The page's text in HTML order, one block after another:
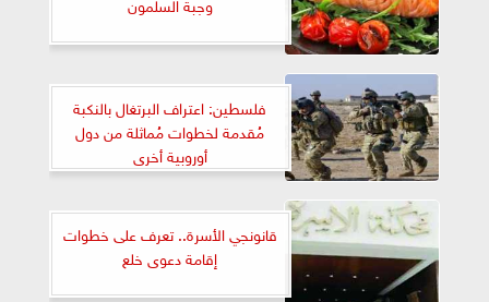
فلسطين: اعتراف البرتغال بالنكبة
مُقدمة لخطوات مُماثلة من دول
أوروبية أخرى
قانونجي الأسرة.. تعرف على خطوات
إقامة دعوى خلع